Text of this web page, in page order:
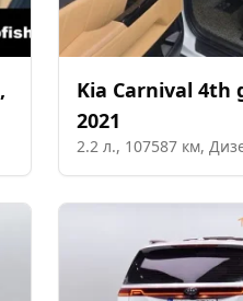
,
Kia Carnival 4th
2021
2.2 л., 107587 км,